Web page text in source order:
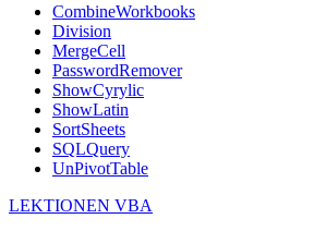
CombineWorkbooks
Division
MergeCell
PasswordRemover
ShowCyrylic
ShowLatin
SortSheets
SQLQuery
UnPivotTable
LEKTIONEN VBA